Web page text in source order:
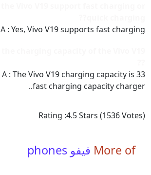
A : Yes, Vivo V19 supports fast charging.
fast charging capacity charger..
Rating :4.5Stars (1536Votes)
More of فيفو phones